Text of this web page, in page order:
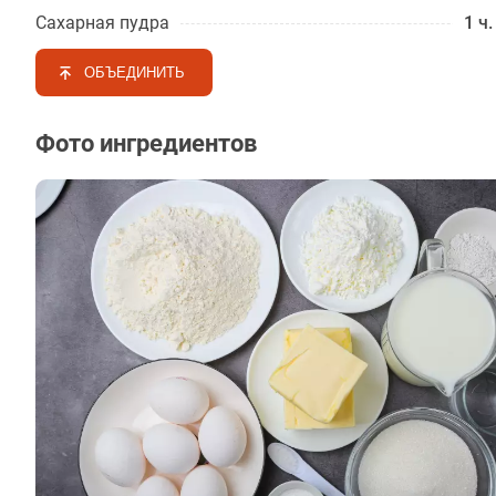
Сахарная пудра 1
ОБЪЕДИНИТЬ
Фото ингредиентов